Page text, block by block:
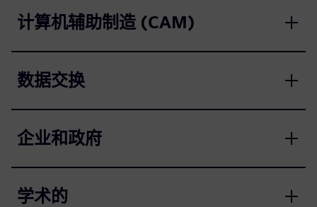
计算机辅助制造 (CAM)
数据交换
企业和政府
学术的